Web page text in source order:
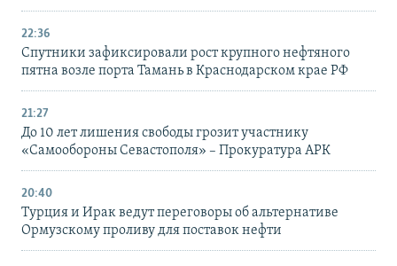
22:36
Спутники зафиксировали рост крупного нефтяного
пятна возле порта Тамань в Краснодарском крае РФ
21:27
До 10 лет лишения свободы грозит участнику
«Самообороны Севастополя» – Прокуратура АРК
20:40
Турция и Ирак ведут переговоры об альтернативе
Ормузскому проливу для поставок нефти